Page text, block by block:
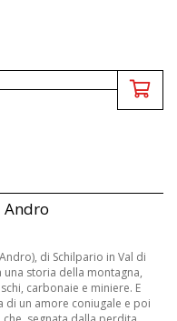
Andro
di Schilpario in Val di
una storia della montagna,
carbonaie e miniere. E
di un amore coniugale e poi